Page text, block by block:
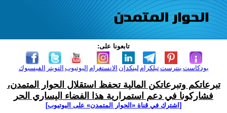
تابعونا على:
الفيسبوك التويتر اليوتيوب الانستغرام لينكدإن تيلكرامبنترست بودكاست
تبرعاتكم وتبرعاتكن المالية تحفظ استقلال الحوار المتمدن،
فشاركونا في دعم استمرارية هذا الفضاء اليساري الحر
[اشترك في قناة ‫«الحوار المتمدن» على اليوتيوب]